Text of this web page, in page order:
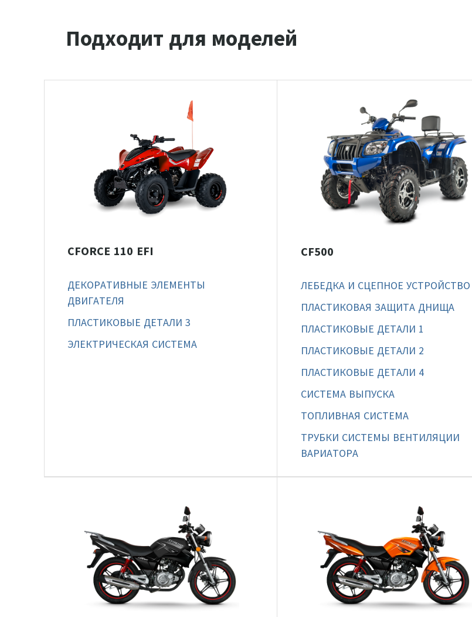
Подходит для моделей
CFORCE 110 EFI
ДЕКОРАТИВНЫЕ ЭЛЕМЕНТЫ
ДВИГАТЕЛЯ
ПЛАСТИКОВЫЕ ДЕТАЛИ 3
ЭЛЕКТРИЧЕСКАЯ СИСТЕМА
CF500
ЛЕБЕДКА И СЦЕПНОЕ УСТРОЙСТВО
ПЛАСТИКОВАЯ ЗАЩИТА ДНИЩА
ПЛАСТИКОВЫЕ ДЕТАЛИ 1
ПЛАСТИКОВЫЕ ДЕТАЛИ 2
ПЛАСТИКОВЫЕ ДЕТАЛИ 4
СИСТЕМА ВЫПУСКА
ТОПЛИВНАЯ СИСТЕМА
ТРУБКИ СИСТЕМЫ ВЕНТИЛЯЦИИ
ВАРИАТОРА